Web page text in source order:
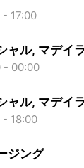
- 17:00
ャル, マデイ
- 00:00
ャル, マデイ
- 18:00
ジング